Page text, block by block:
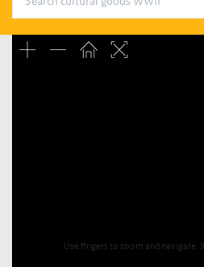
Use fingers to zoom and navigate.